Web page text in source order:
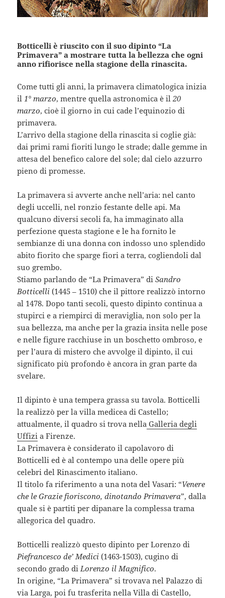
Botticelli è riuscito con il suo dipinto “La
Primavera” a mostrare tutta la bellezza che ogni
anno rifiorisce nella stagione della rinascita.
Come tutti gli anni, la primavera climatologica inizia
il 1° marzo, mentre quella astronomica è il20
marzo, cioè il giorno in cui cade l’equinozio di
primavera.
L’arrivo della stagione della rinascita si coglie già:
dai primi rami fioriti lungo le strade; dalle gemme in
attesa del benefico calore del sole; dal cielo azzurro
pieno di promesse.
La primavera si avverte anche nell’aria: nel canto
degli uccelli, nel ronzio festante delle api. Ma
qualcuno diversi secoli fa, ha immaginato alla
perfezione questa stagione e le ha fornito le
sembianze di una donna con indosso uno splendido
abito fiorito che sparge fiori a terra, cogliendoli dal
suo grembo.
Stiamo parlando de “La Primavera” diSandro
Botticelli (1445 – 1510) che il pittore realizzò intorno
al 1478. Dopo tanti secoli, questo dipinto continua a
stupirci e a riempirci di meraviglia, non solo per la
sua bellezza, ma anche per la grazia insita nelle pose
e nelle figure racchiuse in un boschetto ombroso, e
per l’aura di mistero che avvolge il dipinto, il cui
significato più profondo è ancora in gran parte da
svelare.
Il dipinto è una tempera grassa su tavola. Botticelli
la realizzò per la villa medicea di Castello;
attualmente, il quadro si trova nella Galleria degli
Uffizi a Firenze.
La Primavera è considerato il capolavoro di
Botticelli ed è al contempo una delle opere più
celebri del Rinascimento italiano.
Il titolo fa riferimento a una nota del Vasari: “Venere
che le Grazie fioriscono, dinotando Primavera”, dalla
quale si è partiti per dipanare la complessa trama
allegorica del quadro.
Botticelli realizzò questo dipinto per Lorenzo di
Piefrancesco de’ Medici (1463-1503), cugino di
secondo grado di Lorenzo il Magnifico.
In origine, “La Primavera” si trovava nel Palazzo di
via Larga, poi fu trasferita nella Villa di Castello,